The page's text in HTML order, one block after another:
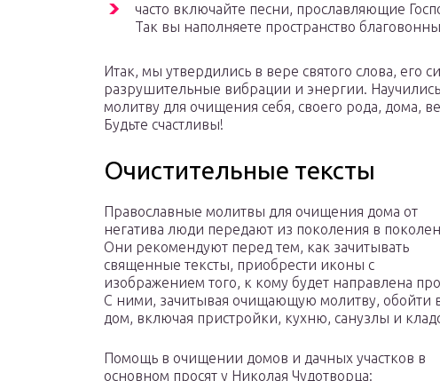
часто включайте песни, прославляющие
Так вы наполняете пространство
Итак, мы утвердились в вере святого слова, его
разрушительные вибрации и энергии.
молитву для очищения себя, своего рода, дома,
Будьте счастливы!
Очистительные тексты
Православные молитвы для очищения дома от
негатива люди передают из поколения в
Они рекомендуют перед тем, как зачитывать
священные тексты, приобрести иконы с
изображением того, к кому будет направлена
С ними, зачитывая очищающую молитву, обойти
дом, включая пристройки, кухню, санузлы и
Помощь в очищении домов и дачных участков в
основном просят у Николая Чудотворца: